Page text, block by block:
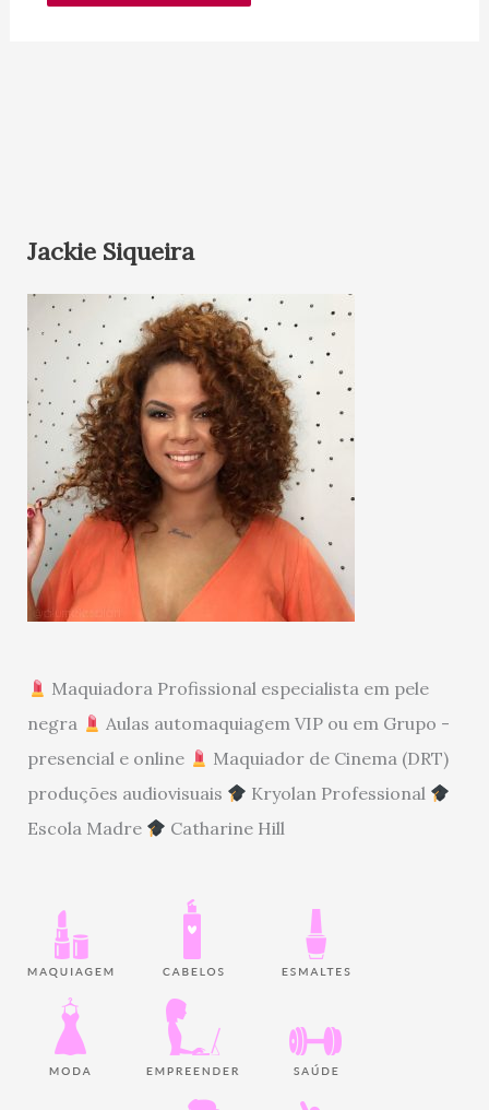
Jackie Siqueira
Maquiadora Profissional especialista em pele
negra
Aulas automaquiagem VIP ou em Grupo -
presencial e online
Maquiador de Cinema (DRT)
produções audiovisuais
Kryolan Professional
Escola Madre
Catharine Hill